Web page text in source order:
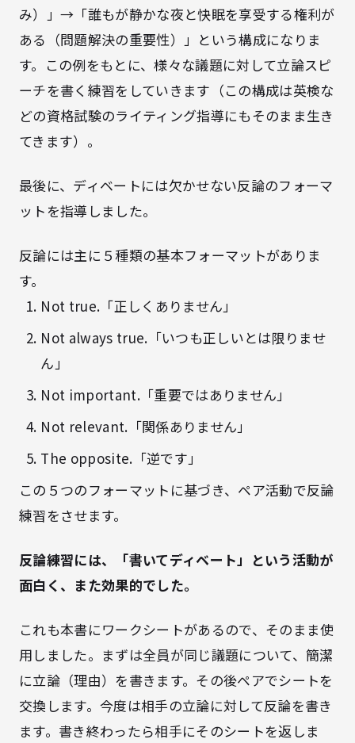
み）」→「誰もが静かな夜と快眠を享受する権利が
ある（問題解決の重要性）」という構成になりま
す。この例をもとに、様々な議題に対して立論スピ
ーチを書く練習をしていきます（この構成は英検な
どの資格試験のライティング指導にもそのまま生き
てきます）。
最後に、ディベートには欠かせない反論のフォーマ
ットを指導しました。
反論には主に５種類の基本フォーマットがありま
す。
Not true.「正しくありません」
Not always true.「いつも正しいとは限りませ
ん」
Not important.「重要ではありません」
Not relevant.「関係ありません」
The opposite.「逆です」
この５つのフォーマットに基づき、ペア活動で反論
練習をさせます。
反論練習には、「書いてディベート」という活動が
面白く、また効果的でした。
これも本書にワークシートがあるので、そのまま使
用しました。まずは全員が同じ議題について、簡潔
に立論（理由）を書きます。その後ペアでシートを
交換します。今度は相手の立論に対して反論を書き
ます。書き終わったら相手にそのシートを返しま